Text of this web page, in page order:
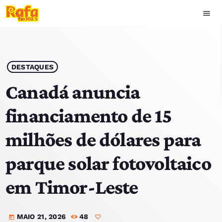
menu
play_arrow OUVIR RAFA
HOME
NOTÍCIAS
EQUIPA
TOP 15
PODCASTS
DESTAQUES
Canadá anuncia
financiamento de 15
milhões de dólares para
parque solar fotovoltaico
em Timor-Leste
today MAIO 21, 2026 48